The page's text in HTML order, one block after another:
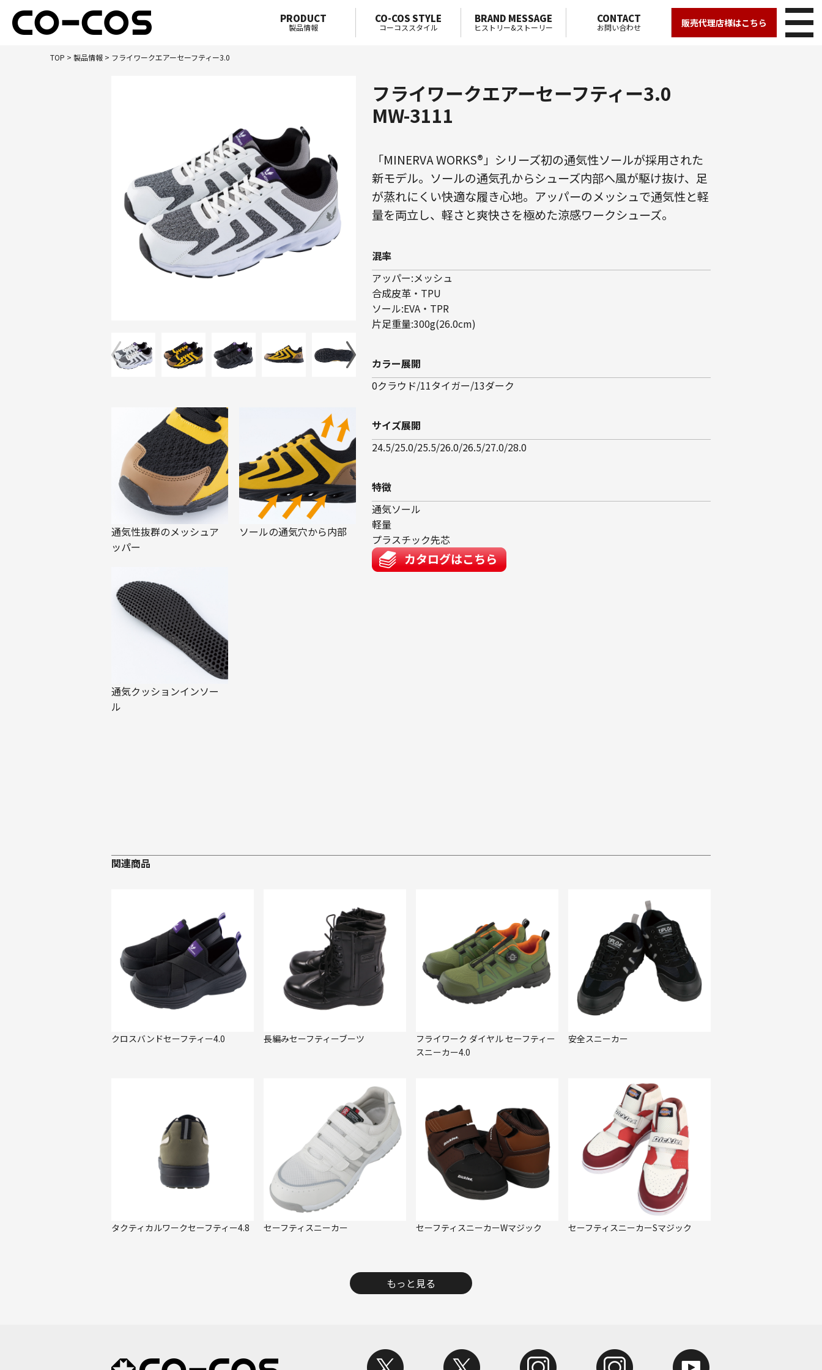
PRODUCT
製品情報
CO-COS STYLE
コーコススタイル
BRAND MESSAGE
ヒストリー&ストーリー
CONTACT
お問い合わせ 販売代理店様はこちら
TOP > 製品情報 > フライワークエアーセーフティー3.0
フライワークエアーセーフティー3.0
MW-3111
「MINERVA WORKS®」シリーズ初の通気性ソールが採用された
新モデル。ソールの通気孔からシューズ内部へ風が駆け抜け、足
が蒸れにくい快適な履き心地。アッパーのメッシュで通気性と軽
量を両立し、軽さと爽快さを極めた涼感ワークシューズ。
混率
アッパー:メッシュ
合成皮革・TPU
ソール:EVA・TPR
片足重量:300g(26.0cm)
カラー展開
0クラウド/11タイガー/13ダーク
サイズ展開
24.5/25.0/25.5/26.0/26.5/27.0/28.0
特徴
通気ソール
軽量
プラスチック先芯
通気性抜群のメッシュア
ッパー
ソールの通気穴から内部
通気クッションインソー
ル
関連商品
クロスバンドセーフティー4.0 長編みセーフティーブーツ
フライワーク ダイヤル セーフティー
スニーカー4.0
安全スニーカー
タクティカルワークセーフティー4.8 セーフティスニーカー セーフティスニーカーWマジック セーフティスニーカーSマジック
もっと見る